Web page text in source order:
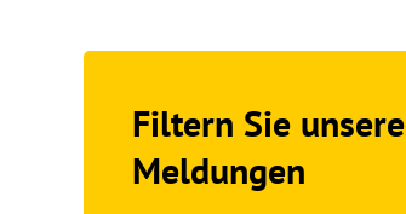
Filtern Sie unsere
Meldungen